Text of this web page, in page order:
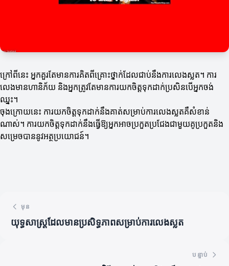
ក្រៅពីនេះ អ្នកគួរតែមានការគិតពីគ្រោះថ្នាក់ដែលជាប់នឹងការលេងស្លត។ ការ
លេងមានហានិភ័យ និងអ្នកត្រូវតែមានការយកចិត្តទុកដាក់ប្រសិនបើអ្នកចង់
ឈ្នះ។
ចុងក្រោយនេះ ការយកចិត្តទុកដាក់នឹងគាត់សម្រាប់ការលេងស្លតគឺសំខាន់
ណាស់។ ការយកចិត្តទុកដាក់នឹងធ្វើឱ្យអ្នកអាចប្រកួតប្រជែងជាមួយគូប្រកួតនិង
សម្រេចបាននូវអត្ថប្រយោជន៍។
មុន
យុទ្ធសាស្ត្រដែលមានប្រសិទ្ធភាពសម្រាប់ការលេងស្លត
បន្ទាប់